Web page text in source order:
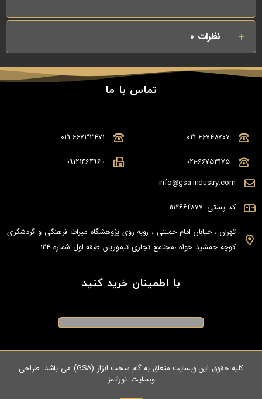
نظرات 0
تماس با ما
021-66748707
021-66753175
021-66733471
09121464960
info@gsa-industry.com
کد پستی: ۱۱۱۴۶۶۴۸۷۷
تهران ، خیابان امام خمینی ، روبه روی پژوهشگاه میراث فرهنگی و گردشگری
کوچه جمشید خواه ،مجتمع تجاری تیموریان طبقه اول شماره 124
با اطمینان خرید کنید
کلیه حقوق این وبسایت متعلق به گام سخت ابزار (GSA) می باشد. طراحی
وبسایت:نوراتمز